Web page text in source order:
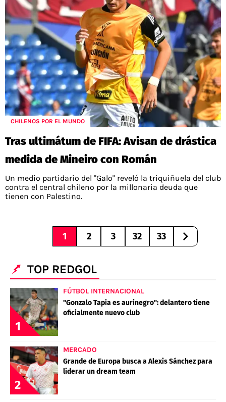
CHILENOS POR EL MUNDO
Tras ultimátum de FIFA: Avisan de drástica
medida de Mineiro con Román
Un medio partidario del "Galo" reveló la triquiñuela del club
contra el central chileno por la millonaria deuda que
tienen con Palestino.
1 2 3 32 33
TOP REDGOL
1
FÚTBOL INTERNACIONAL
"Gonzalo Tapia es aurinegro": delantero tiene
oficialmente nuevo club
2
MERCADO
Grande de Europa busca a Alexis Sánchez para
liderar un dream team